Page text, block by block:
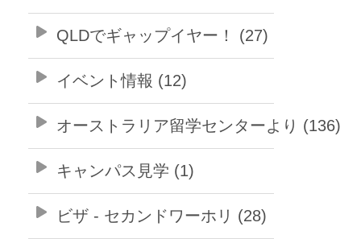
QLDでギャップイヤー！ (27)
イベント情報 (12)
オーストラリア留学センターより (136)
キャンパス見学 (1)
ビザ - セカンドワーホリ (28)